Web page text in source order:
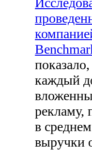
каждый
рекламу,
в
выручки